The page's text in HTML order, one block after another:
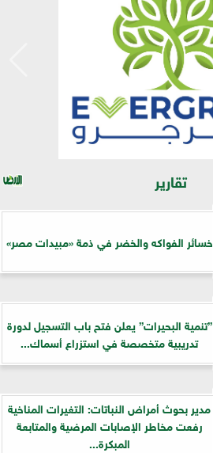
تقارير
خسائر الفواكه والخضر في ذمة «مبيدات مصر»
”تنمية البحيرات” يعلن فتح باب التسجيل لدورة
تدريبية متخصصة في استزراع أسماك...
مدير بحوث أمراض النباتات: التغيرات المناخية
رفعت مخاطر الإصابات المرضية والمتابعة
المبكرة...